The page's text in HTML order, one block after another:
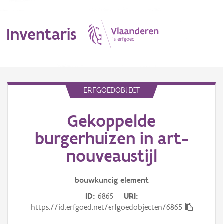
Inventaris
Aanduidingsobject
Gebeurtenis
ERFGOEDOBJECT
Gekoppelde
burgerhuizen in art-
nouveaustijl
bouwkundig element
ID 6865
URI
https://id.erfgoed.net/erfgoedobjecten/6865